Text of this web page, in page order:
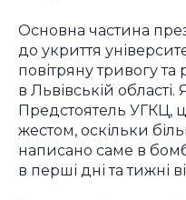
Основна частина
до укриття
повітряну тривогу
в Львівській
Предстоятель УГКЦ,
жестом, оскільки
написано саме в
в перші дні та тижні